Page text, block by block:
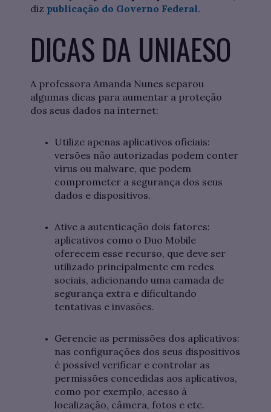
diz publicação do Governo Federal.
DICAS DA UNIAESO
A professora Amanda Nunes separou
algumas dicas para aumentar a proteção
dos seus dados na internet:
Utilize apenas aplicativos oficiais:
versões não autorizadas podem conter
vírus ou malware, que podem
comprometer a segurança dos seus
dados e dispositivos.
Ative a autenticação dois fatores:
aplicativos como o Duo Mobile
oferecem esse recurso, que deve ser
utilizado principalmente em redes
sociais, adicionando uma camada de
segurança extra e dificultando
tentativas e invasões.
Gerencie as permissões dos aplicativos:
nas configurações dos seus dispositivos
é possível verificar e controlar as
permissões concedidas aos aplicativos,
como por exemplo, acesso à
localização, câmera, fotos e etc.